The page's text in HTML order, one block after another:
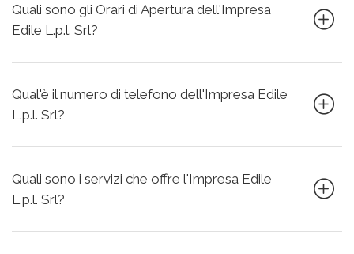
Quali sono gli Orari di Apertura dell'Impresa
Edile L.p.l. Srl?
Qual'è il numero di telefono dell'Impresa Edile
L.p.l. Srl?
Quali sono i servizi che offre l'Impresa Edile
L.p.l. Srl?